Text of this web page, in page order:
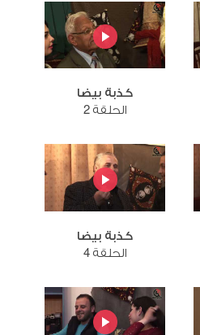
كذبة بيضا
الحلقة 2
كذبة بيضا
الحلقة 4